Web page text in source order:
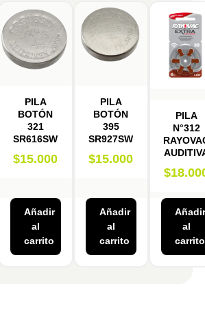
PILA
BOTÓN
321
SR616SW
$15.000
Añadir
al
carrito
PILA
BOTÓN
395
SR927SW
$15.000
Añadir
al
carrito
PILA
N°312
$
Añadir
al
carrito